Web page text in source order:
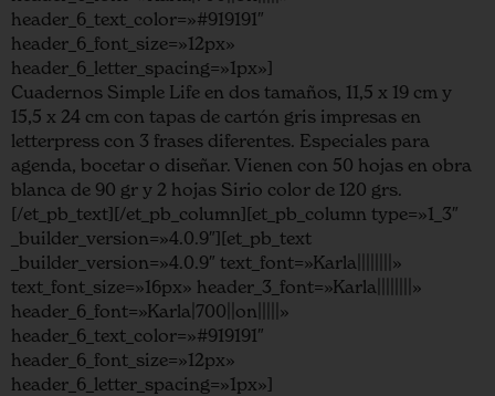
header_6_text_color=»#919191″
header_6_font_size=»12px»
header_6_letter_spacing=»1px»]
Cuadernos Simple Life en dos tamaños, 11,5 x 19 cm y
15,5 x 24 cm con tapas de cartón gris impresas en
letterpress con 3 frases diferentes. Especiales para
agenda, bocetar o diseñar. Vienen con 50 hojas en obra
blanca de 90 gr y 2 hojas Sirio color de 120 grs.
[/et_pb_text][/et_pb_column][et_pb_column type=»1_3″
_builder_version=»4.0.9″][et_pb_text
_builder_version=»4.0.9″ text_font=»Karla||||||||»
text_font_size=»16px» header_3_font=»Karla||||||||»
header_6_font=»Karla|700||on|||||»
header_6_text_color=»#919191″
header_6_font_size=»12px»
header_6_letter_spacing=»1px»]